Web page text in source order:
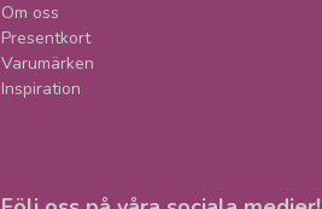
Om oss
Presentkort
Varumärken
Inspiration